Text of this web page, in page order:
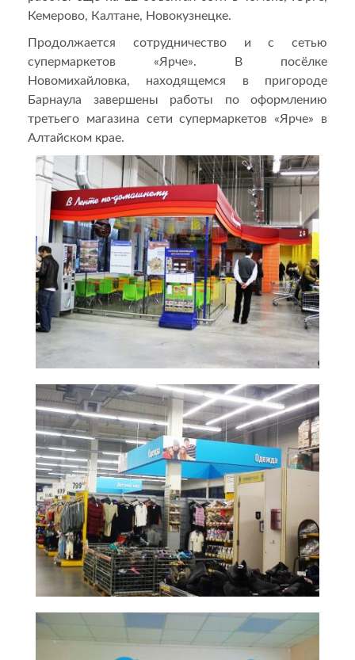
Кемерово, Калтане, Новокузнецке.
Продолжается сотрудничество и с сетью
супермаркетов «Ярче». В посёлке
Новомихайловка, находящемся в пригороде
Барнаула завершены работы по оформлению
третьего магазина сети супермаркетов «Ярче» в
Алтайском крае.